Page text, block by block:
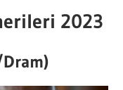
2023